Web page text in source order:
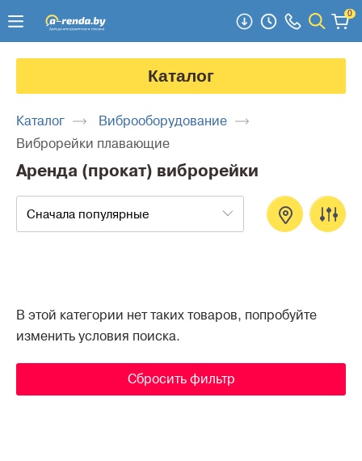
0
Каталог
Каталог
Виброоборудование
Виброрейки плавающие
Аренда (прокат) виброрейки
Сначала популярные
В этой категории нет таких товаров, попробуйте
изменить условия поиска.
Сбросить фильтр